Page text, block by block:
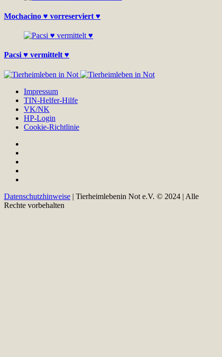
Mochacino ♥ vorreserviert ♥
Pacsi ♥ vermittelt ♥
Impressum
TIN-Helfer-Hilfe
VK/NK
HP-Login
Cookie-Richtlinie
Datenschutzhinweise | Tierheimlebenin Not e.V. © 2024 | Alle
Rechte vorbehalten